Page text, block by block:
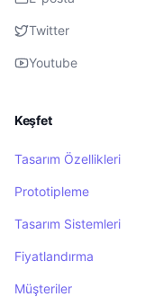
Twitter
Youtube
Keşfet
Tasarım Özellikleri
Prototipleme
Tasarım Sistemleri
Fiyatlandırma
Müşteriler